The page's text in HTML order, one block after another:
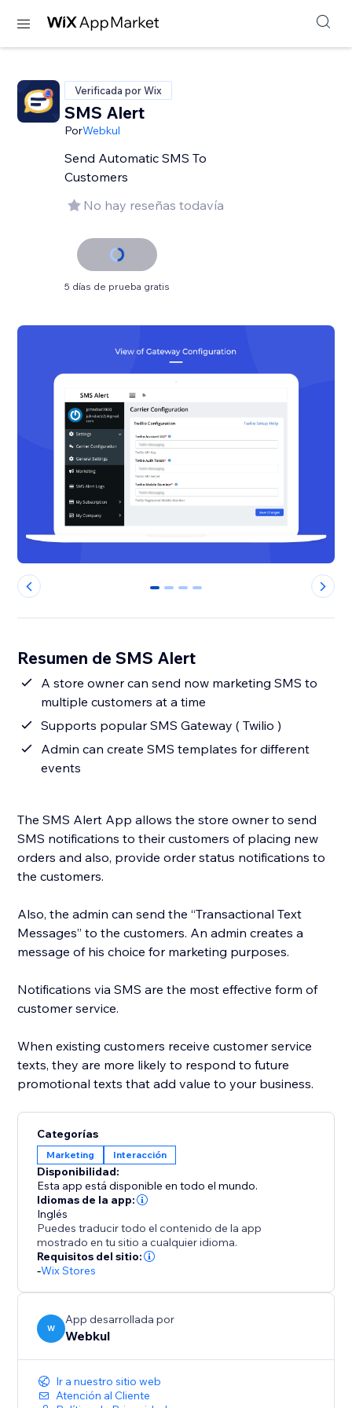
Verificada por Wix
SMS Alert
PorWebkul
Send Automatic SMS To
Customers
No hay reseñas todavía
5 días de prueba gratis
0 1 2 3
Resumen de SMS Alert
A store owner can send now marketing SMS to
multiple customers at a time
Supports popular SMS Gateway ( Twilio )
Admin can create SMS templates for different
events
The SMS Alert App allows the store owner to send
SMS notifications to their customers of placing new
orders and also, provide order status notifications to
the customers.
Also, the admin can send the “Transactional Text
Messages” to the customers. An admin creates a
message of his choice for marketing purposes.
Notifications via SMS are the most effective form of
customer service.
When existing customers receive customer service
texts, they are more likely to respond to future
promotional texts that add value to your business.
Categorías
Marketing Interacción
Disponibilidad:
Esta app está disponible en todo el mundo.
Idiomas de la app:
Inglés
Puedes traducir todo el contenido de la app
mostrado en tu sitio a cualquier idioma.
Requisitos del sitio:
-Wix Stores
W
App desarrollada por
Webkul
Ir a nuestro sitio web
Atención al Cliente